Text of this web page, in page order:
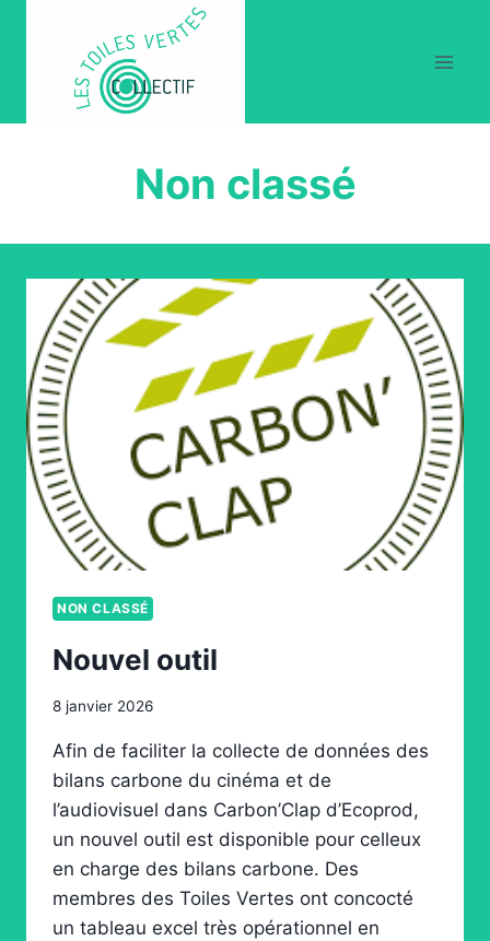
Non classé
NON CLASSÉ
Nouvel outil
8 janvier 2026
Afin de faciliter la collecte de données des
bilans carbone du cinéma et de
l’audiovisuel dans Carbon’Clap d’Ecoprod,
un nouvel outil est disponible pour celleux
en charge des bilans carbone. Des
membres des Toiles Vertes ont concocté
un tableau excel très opérationnel en